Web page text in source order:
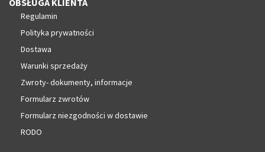
Regulamin
Polityka prywatności
Dostawa
Warunki sprzedaży
Zwroty- dokumenty, informacje
Formularz zwrotów
Formularz niezgodności w dostawie
RODO